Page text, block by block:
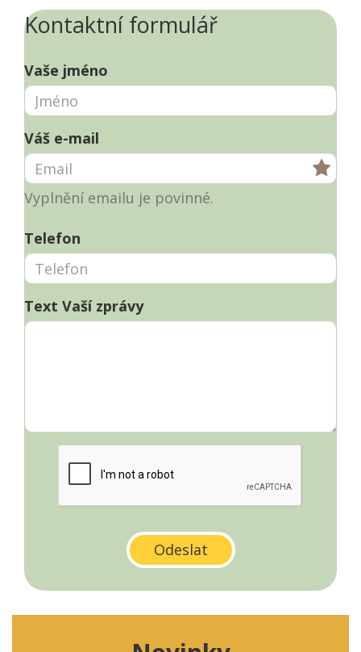
Kontaktní formulář
Vaše jméno
Váš e-mail
Vyplnění emailu je povinné.
Telefon
Text Vaší zprávy